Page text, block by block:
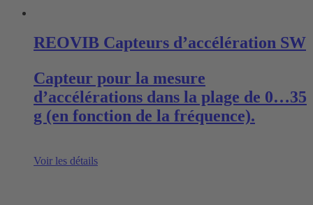
REOVIB Capteurs d’accélération SW
Capteur pour la mesure
d’accélérations dans la plage de 0…35
g (en fonction de la fréquence).
Voir les détails